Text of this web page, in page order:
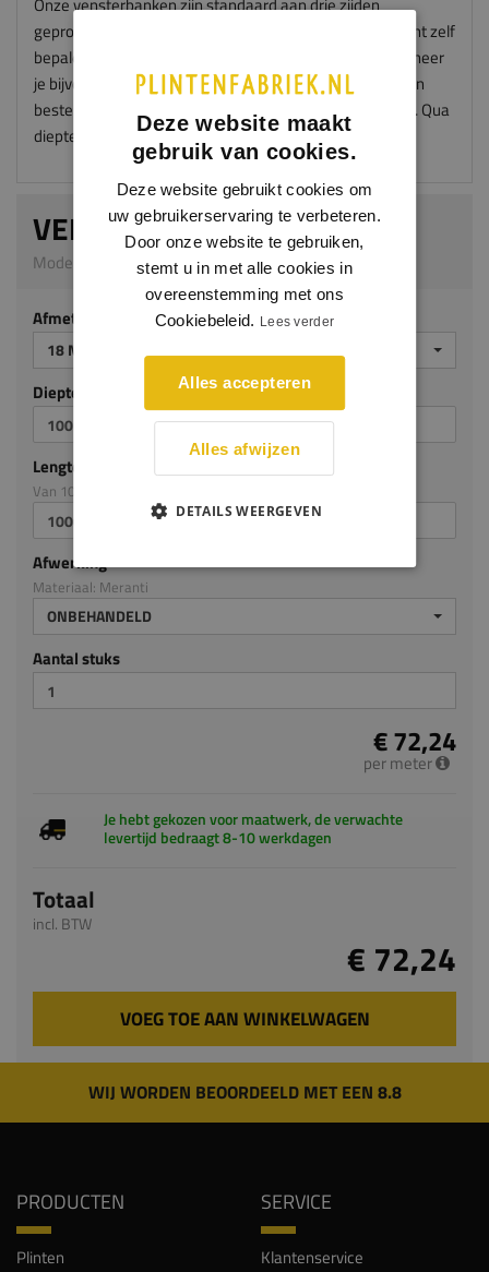
Onze vensterbanken zijn standaard aan drie zijden
geprofileerd en worden zonder "oortjes" geleverd. Je kunt zelf
bepalen hoe groot de oortjes worden na montage. Wanneer
je bijvoorbeeld oortjes wil van 50mm aan iedere zijde dan
bestel je je vensterbank met een overmaat van 100mm. Qua
diepte kies je dan 50mm meer.
VENSTERBANK RHEA
Model 5012_M | 18 mm dik | Meranti
Afmeting
18 MM DIK
Diepte mm (milimeters)
Lengte mm (milimeters)
Van 100mm tot en met 3050mm
Afwerking
Materiaal: Meranti
ONBEHANDELD
Aantal stuks
€ 72,24
per meter
Je hebt gekozen voor maatwerk, de verwachte
levertijd bedraagt 8-10 werkdagen
Totaal
incl. BTW
€ 72,24
VOEG TOE AAN WINKELWAGEN
WIJ WORDEN BEOORDEELD MET EEN 8.8
PRODUCTEN
Plinten
SERVICE
Klantenservice
Deze website maakt
gebruik van cookies.
Deze website gebruikt cookies om
uw gebruikerservaring te verbeteren.
Door onze website te gebruiken,
stemt u in met alle cookies in
overeenstemming met ons
Cookiebeleid. Lees verder
Alles accepteren
Alles afwijzen
DETAILS WEERGEVEN